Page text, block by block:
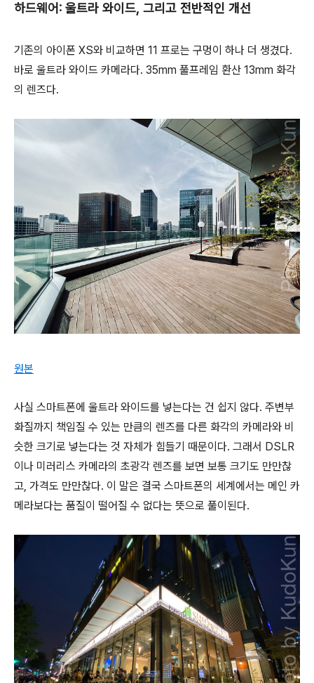
하드웨어: 울트라 와이드, 그리고 전반적인 개선
기존의 아이폰 XS와 비교하면 11 프로는 구멍이 하나 더 생겼다.
바로 울트라 와이드 카메라다. 35mm 풀프레임 환산 13mm 화각
의 렌즈다.
원본
사실 스마트폰에 울트라 와이드를 넣는다는 건 쉽지 않다. 주변부
화질까지 책임질 수 있는 만큼의 렌즈를 다른 화각의 카메라와 비
슷한 크기로 넣는다는 것 자체가 힘들기 때문이다. 그래서 DSLR
이나 미러리스 카메라의 초광각 렌즈를 보면 보통 크기도 만만찮
고, 가격도 만만찮다. 이 말은 결국 스마트폰의 세계에서는 메인 카
메라보다는 품질이 떨어질 수 없다는 뜻으로 풀이된다.